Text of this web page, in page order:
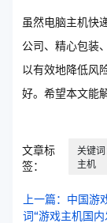
虽然电脑主机快
公司、精心包装
以有效地降低风
好。希望本文能
文章标
签：
关键
主机
上一篇：中国
词“游戏主机国